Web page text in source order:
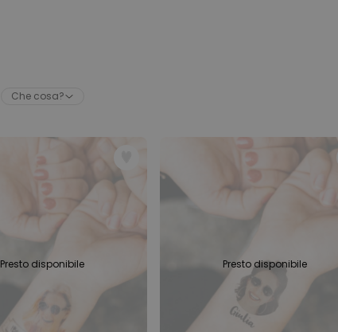
Master Barbecue con Foto
più di 2.500
29,99 €
Animale Domestico
volte
Bicchiere da Gin
Personalizzato con Testo
Che cosa?
Presto disponibile Presto disponibile